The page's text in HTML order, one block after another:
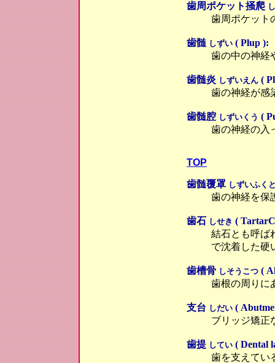
歯周ポケット掻爬
歯周ポケット
歯髄 しずい ( Plup ):
歯の中の神経
歯髄炎 しずいえん (
歯の神経が感
歯髄腔 しずいくう (
歯の神経の入
TOP
歯髄覆罩 しずいふく
歯の神経を保
歯石 しせき (
結石とも呼ば
で沈着した硬
歯槽骨 しそうこつ (
歯根の周りに
支台 しだい (
ブリッジ矯正
歯提 してい ( Dental
歯を支えてい